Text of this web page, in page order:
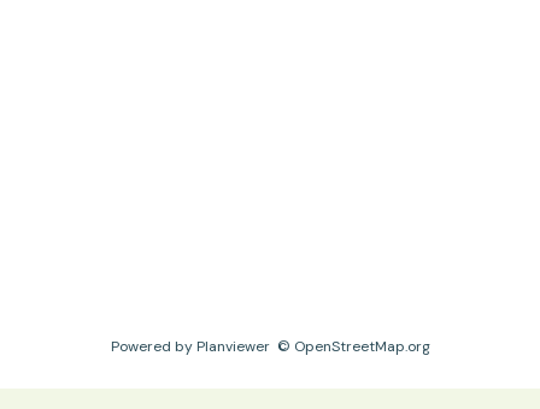
Powered by Planviewer© OpenStreetMap.org